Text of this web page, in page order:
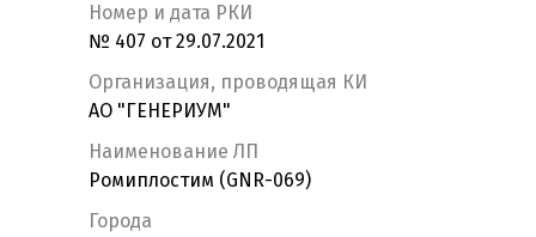
Номер и дата РКИ
№ 407 от 29.07.2021
Организация, проводящая КИ
АО "ГЕНЕРИУМ"
Наименование ЛП
Ромиплостим (GNR-069)
Города